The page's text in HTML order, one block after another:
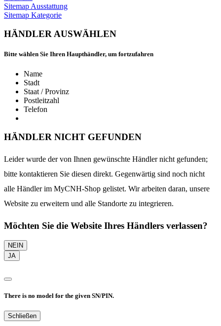
Sitemap Ausstattung
Sitemap Kategorie
HÄNDLER AUSWÄHLEN
Bitte wählen Sie Ihren Haupthändler, um fortzufahren
Name
Stadt
Staat / Provinz
Postleitzahl
Telefon
HÄNDLER NICHT GEFUNDEN
Leider wurde der von Ihnen gewünschte Händler nicht gefunden;
bitte kontaktieren Sie diesen direkt. Gegenwärtig sind noch nicht
alle Händler im MyCNH-Shop gelistet. Wir arbeiten daran, unsere
Website zu erweitern und alle Standorte zu integrieren.
Möchten Sie die Website Ihres Händlers verlassen?
NEIN
JA
There is no model for the given SN/PIN.
Schließen